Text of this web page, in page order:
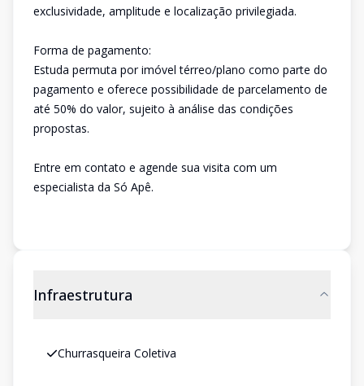
exclusividade, amplitude e localização privilegiada.
Forma de pagamento:
Estuda permuta por imóvel térreo/plano como parte do
pagamento e oferece possibilidade de parcelamento de
até 50% do valor, sujeito à análise das condições
propostas.
Entre em contato e agende sua visita com um
especialista da Só Apê.
Infraestrutura
Churrasqueira Coletiva